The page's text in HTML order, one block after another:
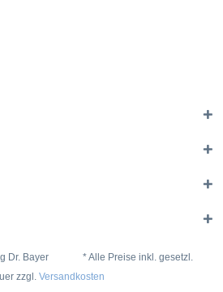
Dr. Bayer * Alle Preise inkl. gesetzl.
zzgl. Versandkosten